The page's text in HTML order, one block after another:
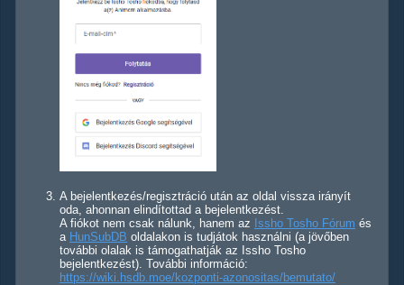
A bejelentkezés/regisztráció után az oldal vissza irányít
oda, ahonnan elindítottad a bejelentkezést.
A fiókot nem csak nálunk, hanem az Issho Tosho Fórum és
a HunSubDB oldalakon is tudjátok használni (a jövőben
további olalak is támogathatják az Issho Tosho
bejelentkezést). További információ:
https://wiki.hsdb.moe/kozponti-azonositas/bemutato/